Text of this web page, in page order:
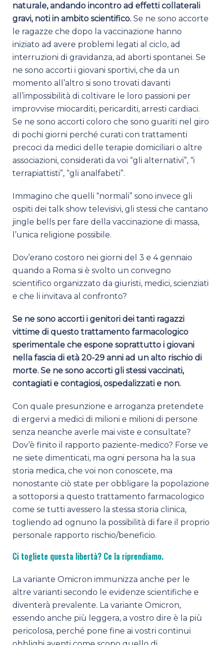
naturale, andando incontro ad effetti collaterali
gravi, noti in ambito scientifico. Se ne sono accorte
le ragazze che dopo la vaccinazione hanno
iniziato ad avere problemi legati al ciclo, ad
interruzioni di gravidanza, ad aborti spontanei. Se
ne sono accorti i giovani sportivi, che da un
momento all’altro si sono trovati davanti
all’impossibilità di coltivare le loro passioni per
improvvise miocarditi, pericarditi, arresti cardiaci.
Se ne sono accorti coloro che sono guariti nel giro
di pochi giorni perché curati con trattamenti
precoci da medici delle terapie domiciliari o altre
associazioni, considerati da voi “gli alternativi”, “i
terrapiattisti”, “gli analfabeti”.
Immagino che quelli “normali” sono invece gli
ospiti dei talk show televisivi, gli stessi che cantano
jingle bells per fare della vaccinazione di massa,
l’unica religione possibile.
Dov’erano costoro nei giorni del 3 e 4 gennaio
quando a Roma si è svolto un convegno
scientifico organizzato da giuristi, medici, scienziati
e che li invitava al confronto?
Se ne sono accorti i genitori dei tanti ragazzi
vittime di questo trattamento farmacologico
sperimentale che espone soprattutto i giovani
nella fascia di età 20-29 anni ad un alto rischio di
morte. Se ne sono accorti gli stessi vaccinati,
contagiati e contagiosi, ospedalizzati e non.
Con quale presunzione e arroganza pretendete
di ergervi a medici di milioni e milioni di persone
senza neanche averle mai viste e consultate?
Dov’è finito il rapporto paziente-medico? Forse ve
ne siete dimenticati, ma ogni persona ha la sua
storia medica, che voi non conoscete, ma
nonostante ciò state per obbligare la popolazione
a sottoporsi a questo trattamento farmacologico
come se tutti avessero la stessa storia clinica,
togliendo ad ognuno la possibilità di fare il proprio
personale rapporto rischio/beneficio.
Ci togliete questa libertà? Ce la riprendiamo.
La variante Omicron immunizza anche per le
altre varianti secondo le evidenze scientifiche e
diventerà prevalente. La variante Omicron,
essendo anche più leggera, a vostro dire è la più
pericolosa, perché pone fine ai vostri continui